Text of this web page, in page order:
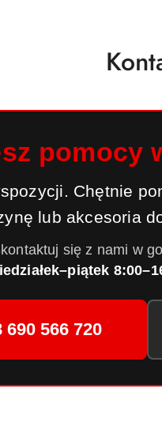
pomocy
Chętnie
lub akcesoria
się z nami w
566 720